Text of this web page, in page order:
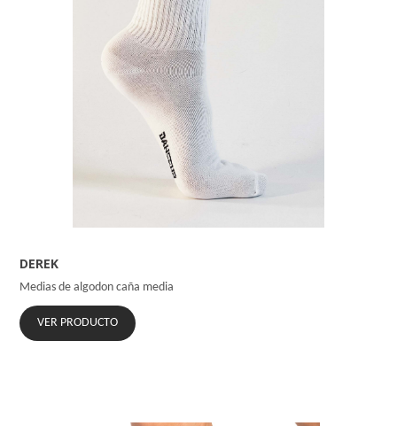
DEREK
Medias de algodon caña media
VER PRODUCTO